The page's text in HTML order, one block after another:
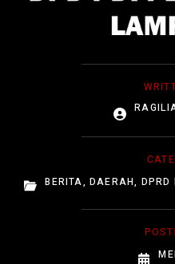
BERITA,DAERAH, DPRD